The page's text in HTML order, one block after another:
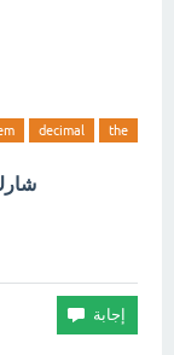
the
decimal